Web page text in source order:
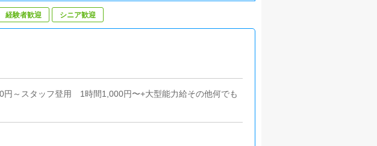
経験者歓迎 シニア歓迎
～スタッフ登用 1時間1,000円〜+大型能力給その他何でも